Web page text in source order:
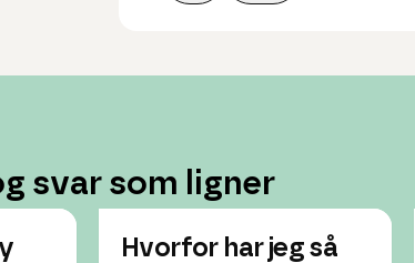
svar som ligner
Hvorfor har jeg så